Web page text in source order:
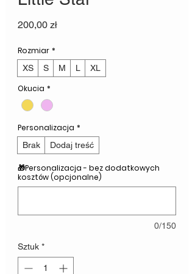
200,00 złCena
Rozmiar *
XS S M L XL
Okucia *
Personalizacja *
Brak Dodaj treść
🎁Personalizacja - bez dodatkowych
kosztów (opcjonalne)
0/150
Sztuk *